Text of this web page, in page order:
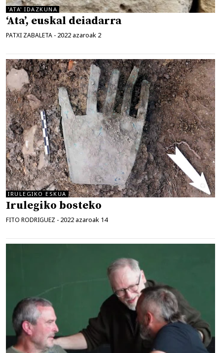
'ATA' IDAZKUNA
‘Ata’, euskal deiadarra
PATXI ZABALETA - 2022 azaroak 2
IRULEGIKO ESKUA
Irulegiko bosteko
FITO RODRIGUEZ - 2022 azaroak 14